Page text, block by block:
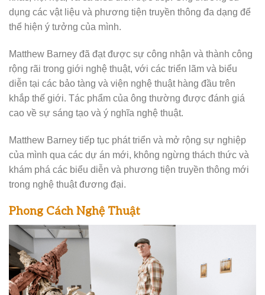
dụng các vật liệu và phương tiện truyền thông đa dạng để
thể hiện ý tưởng của mình.
Matthew Barney đã đạt được sự công nhận và thành công
rộng rãi trong giới nghệ thuật, với các triển lãm và biểu
diễn tại các bảo tàng và viện nghệ thuật hàng đầu trên
khắp thế giới. Tác phẩm của ông thường được đánh giá
cao về sự sáng tạo và ý nghĩa nghệ thuật.
Matthew Barney tiếp tục phát triển và mở rộng sự nghiệp
của mình qua các dự án mới, không ngừng thách thức và
khám phá các biểu diễn và phương tiện truyền thông mới
trong nghệ thuật đương đại.
Phong Cách Nghệ Thuật